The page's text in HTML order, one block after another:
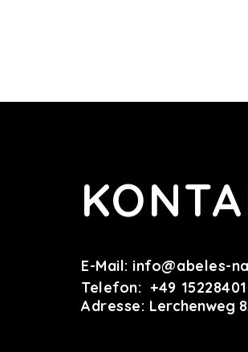
E-Mail: info@abeles-
Telefon: +49
Adresse: Lerchenweg